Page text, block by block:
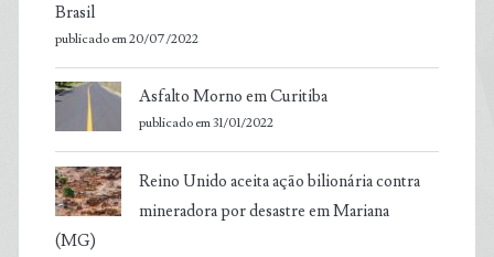
Brasil
publicado em 20/07/2022
Asfalto Morno em Curitiba
publicado em 31/01/2022
Reino Unido aceita ação bilionária contra
mineradora por desastre em Mariana
(MG)